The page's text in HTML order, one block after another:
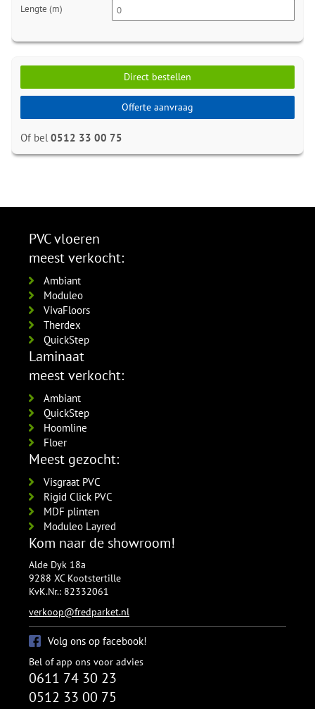
Lengte (m)
Direct bestellen
Offerte aanvraag
Of bel0512 33 00 75
PVC vloeren
meest verkocht:
Ambiant
Moduleo
VivaFloors
Therdex
QuickStep
Laminaat
meest verkocht:
Ambiant
QuickStep
Hoomline
Floer
Meest gezocht:
Visgraat PVC
Rigid Click PVC
MDF plinten
Moduleo Layred
Kom naar de showroom!
Alde Dyk 18a
9288 XC Kootstertille
KvK.Nr.: 82332061
verkoop@fredparket.nl
Volg ons op facebook!
Bel of app ons voor advies
0611 74 30 23
0512 33 00 75